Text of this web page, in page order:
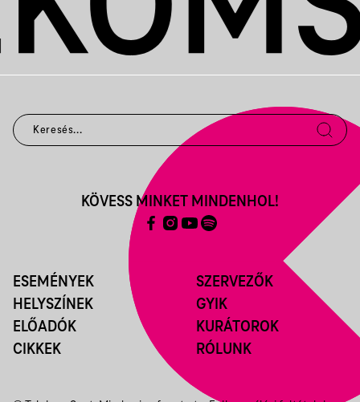
ESEMÉNYEK
HELYSZÍNEK
ELŐADÓK
CIKKEK
SZERVEZŐK
GYIK
KURÁTOROK
RÓLUNK
KÖVESS MINKET MINDENHOL!